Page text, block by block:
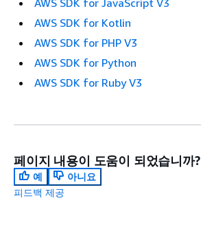
AWS SDK for JavaScript V3
AWS SDK for Kotlin
AWS SDK for PHP V3
AWS SDK for Python
AWS SDK for Ruby V3
페이지 내용이 도움이 되었습니까?
예
아니요
피드백 제공